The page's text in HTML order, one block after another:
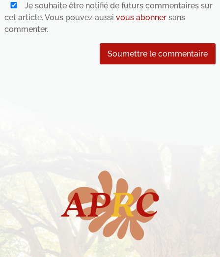
Je souhaite être notifié de futurs commentaires sur
cet article. Vous pouvez aussi vous abonnersans
commenter.
Soumettre le commentaire